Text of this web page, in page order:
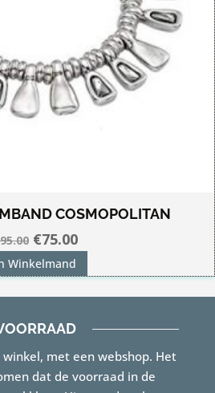
COSMOPOLITAN
95.00 Oorspronkelijke
prijs
was:
€95.00.
€75.00Huidige
is:
€75.00.
Winkelmand
met een webshop. Het
dat de voorraad in de